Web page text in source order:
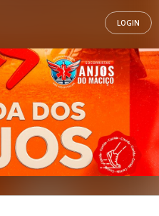
LOGIN